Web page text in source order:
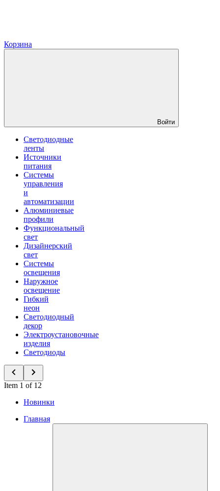
Корзина
Войти
Светодиодные
ленты
Источники
питания
Системы
управления
и
автоматизации
Алюминиевые
профили
Функциональный
свет
Дизайнерский
свет
Системы
освещения
Наружное
освещение
Гибкий
неон
Светодиодный
декор
Электроустановочные
изделия
Светодиоды
Item 1 of 12
Новинки
Главная